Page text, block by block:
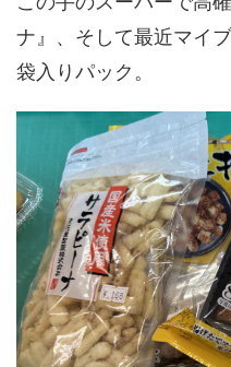
ナ』、そして最近マイ
袋入りパック。